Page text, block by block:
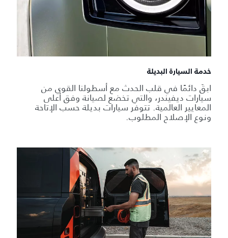
خدمة السيارة البديلة
ابقَ دائمًا في قلب الحدث مع أسطولنا القوي من
سيارات ديفيندر، والتي تخضع لصيانة وفق أعلى
المعايير العالمية. تتوفر سيارات بديلة حسب الإتاحة
ونوع الإصلاح المطلوب.